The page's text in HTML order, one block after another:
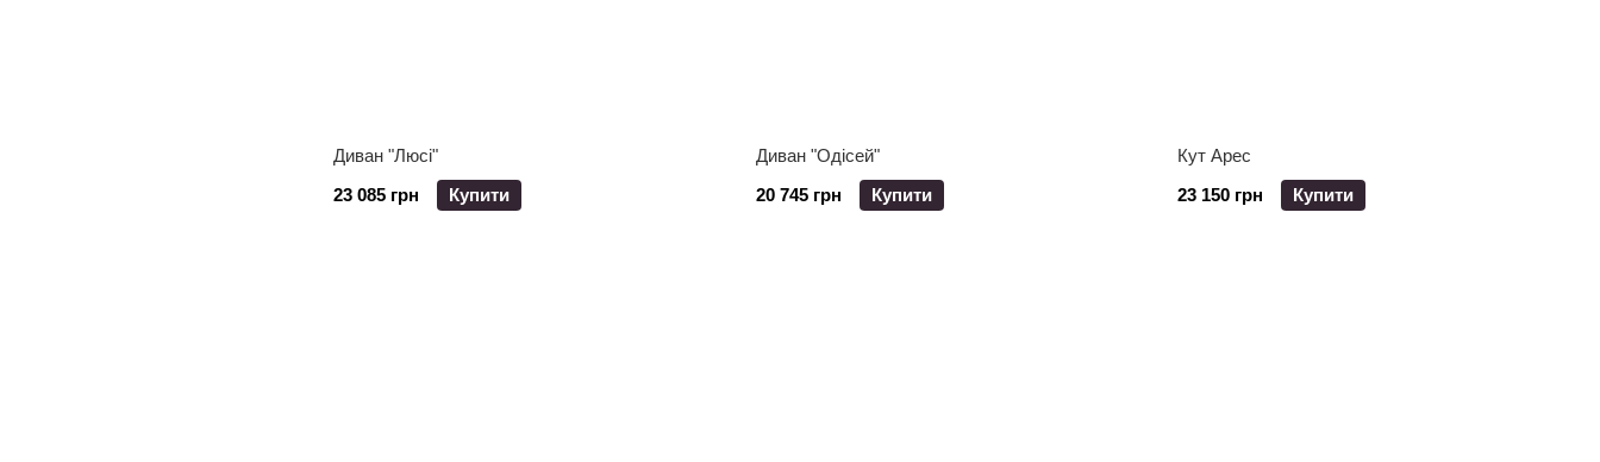
Диван "Люсі"
23 085 грн
Купити
Диван "Одісей"
20 745 грн
Купити
Кут Арес
23 150 грн
Купити